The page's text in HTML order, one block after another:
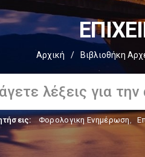
Αρχική / Βιβλιοθήκη
Φορολογικη Ενημέρωση,